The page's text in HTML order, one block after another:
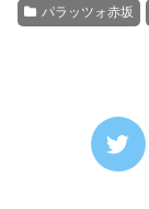
パラッツォ赤坂